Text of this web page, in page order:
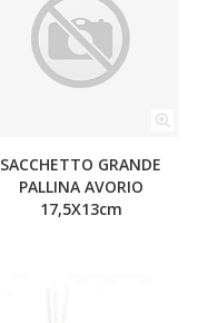
SACCHETTO GRANDE
PALLINA AVORIO
17,5X13cm